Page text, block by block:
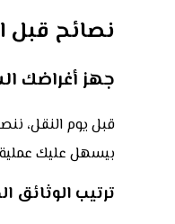
نصائح قبل
جهز أغراضك
قبل يوم النقل،
بيسهل عليك
ترتيب الوثائق